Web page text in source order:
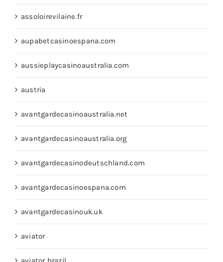
assoloirevilaine.fr
aupabetcasinoespana.com
aussieplaycasinoaustralia.com
austria
avantgardecasinoaustralia.net
avantgardecasinoaustralia.org
avantgardecasinodeutschland.com
avantgardecasinoespana.com
avantgardecasinouk.uk
aviator